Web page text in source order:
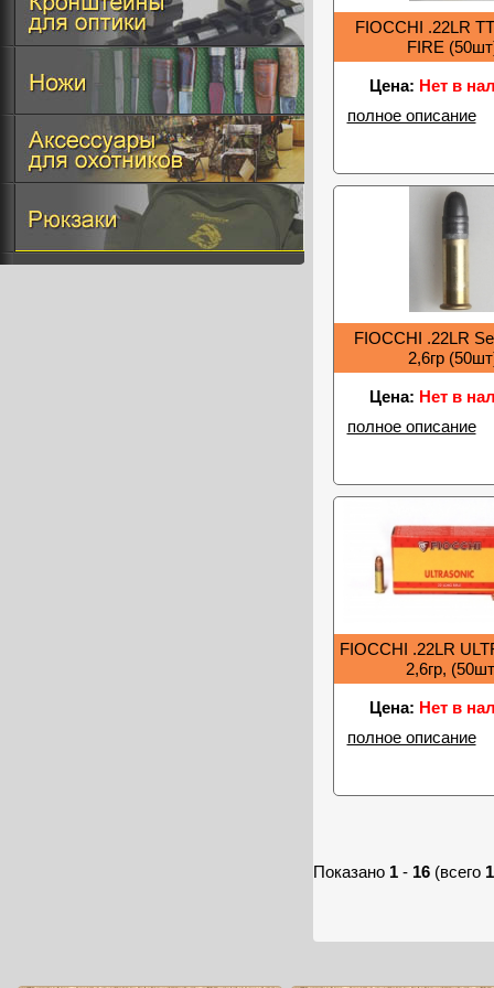
FIOCCHI .22LR
FIRE
Цена: Нет в
полное описание
FIOCCHI .22LR
2,6гр
Цена: Нет в
полное описание
FIOCCHI .22LR
2,6гр,
Цена: Нет в
полное описание
Показано 1 - 16 (всего